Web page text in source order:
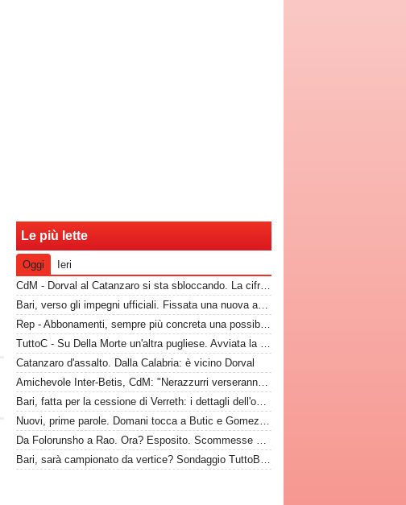
Le più lette
Oggi
Ieri
CdM - Dorval al Catanzaro si sta sbloccando. La cifra che il Bari incasserebbe
Bari, verso gli impegni ufficiali. Fissata una nuova amichevole
Rep - Abbonamenti, sempre più concreta una possibilità
TuttoC - Su Della Morte un'altra pugliese. Avviata la trattativa
Catanzaro d'assalto. Dalla Calabria: è vicino Dorval
Amichevole Inter-Betis, CdM: "Nerazzurri verseranno gettone al Bari. E verrà girato al Comune"
Bari, fatta per la cessione di Verreth: i dettagli dell'operazione
Nuovi, prime parole. Domani tocca a Butic e Gomez in conferenza
Da Folorunsho a Rao. Ora? Esposito. Scommesse vinte e altre perse sull'asse Napoli-Bari
Bari, sarà campionato da vertice? Sondaggio TuttoBari: i risultati provvisori